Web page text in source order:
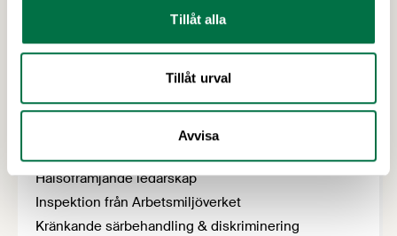
Tillåt alla
Tillåt urval
Avvisa
Elektromagnetiska fält
Ergonomi
Fördelning av arbetsmiljöuppgifter
Företagshälsovård
Första hjälpen och krisstöd
Hälsofrämjande ledarskap
Inspektion från Arbetsmiljöverket
Kränkande särbehandling & diskriminering